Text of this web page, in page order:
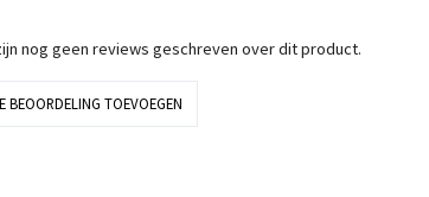
nog geen reviews geschreven over dit product.
BEOORDELING TOEVOEGEN